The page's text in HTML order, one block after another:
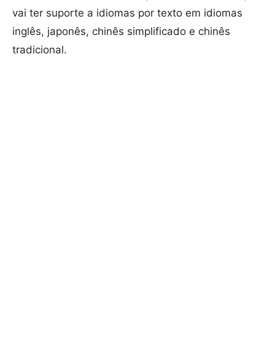
vai ter suporte a idiomas por texto em idiomas
inglês, japonês, chinês simplificado e chinês
tradicional.